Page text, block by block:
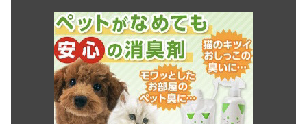
イモリの飼育のレイアウト！ケースや
フィルターなど必要なものを紹介